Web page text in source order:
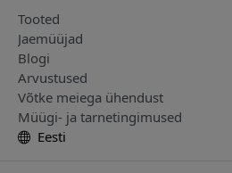
Tooted
Jaemüüjad
Blogi
Arvustused
Võtke meiega ühendust
Müügi- ja tarnetingimused
Eesti